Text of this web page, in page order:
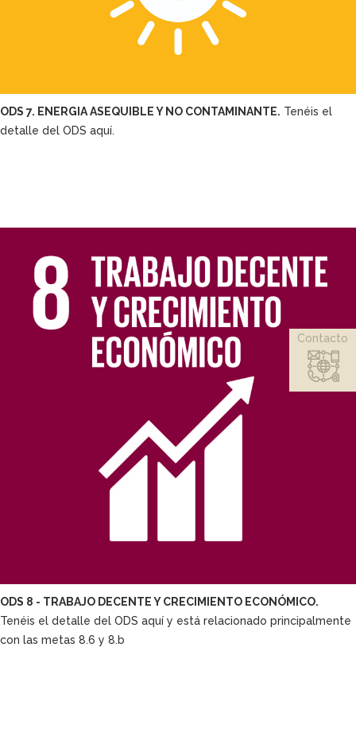
ODS 7. ENERGIA ASEQUIBLE Y NO CONTAMINANTE. Tenéis el
detalle del ODS aquí.
ODS 8 - TRABAJO DECENTE Y CRECIMIENTO ECONÓMICO.
Tenéis el detalle del ODS aquí y está relacionado principalmente
con las metas 8.6 y 8.b
Contacto